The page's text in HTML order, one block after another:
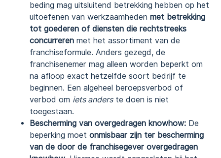
beding mag uitsluitend betrekking hebben op het
uitoefenen van werkzaamheden met betrekking
tot goederen of diensten die rechtstreeks
concurreren met het assortiment van de
franchiseformule. Anders gezegd, de
franchisenemer mag alleen worden beperkt om
na afloop exact hetzelfde soort bedrijf te
beginnen. Een algeheel beroepsverbod of
verbod om iets anderste doen is niet
toegestaan.
Bescherming van overgedragen knowhow: De
beperking moet onmisbaar zijn ter bescherming
van de door de franchisegever overgedragen